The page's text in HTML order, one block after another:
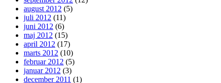
august 2012 (5)
juli 2012 (11)
juni 2012 (6)
maj 2012 (15)
april 2012 (17)
marts 2012 (10)
februar 2012 (5)
januar 2012 (3)
december 2011 (1)